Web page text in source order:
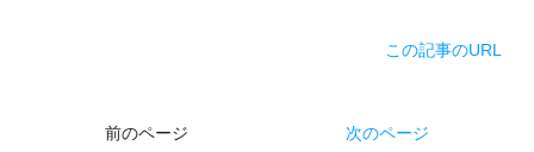
この記事のURL
前のページ 次のページ